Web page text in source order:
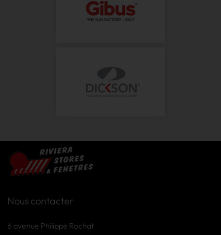
Nous contacter
6 avenue Philippe Rochat